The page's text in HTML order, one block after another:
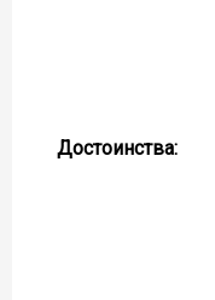
Достоинства: